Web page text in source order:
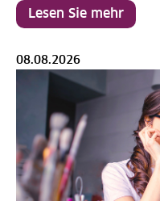
Lesen Sie mehr
08.08.2026